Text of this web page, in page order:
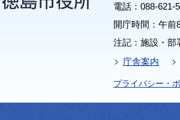
電話：088-
開庁時間：午前
注記：施設・部
庁舎案内
プライバシー・